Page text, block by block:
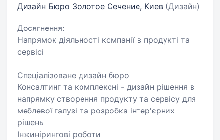
Дизайн Бюро Золотое Сечение, Киев (Дизайн)
Досягнення:
Напрямок діяльності компанії в продукті та
сервісі
Спеціалізоване дизайн бюро
Консалтинг та комплексні - дизайн рішення в
напрямку створення продукту та сервісу для
меблевої галузі та розробка інтер'єрних
рішень
Інжинірингові роботи